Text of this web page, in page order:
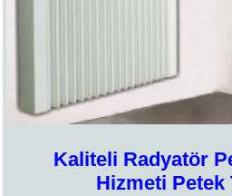
Kaliteli Radyatör
Hizmeti Petek